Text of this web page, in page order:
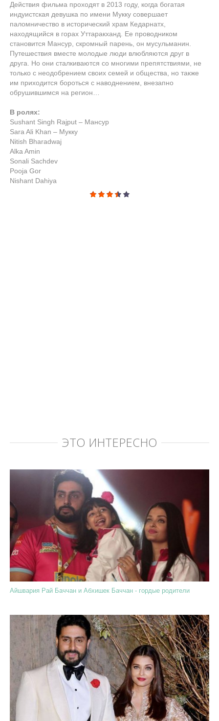
Действия фильма проходят в 2013 году, когда богатая
индуистская девушка по имени Мукку совершает
паломничество в исторический храм Кедарнатх,
находящийся в горах Уттаракханд. Ее проводником
становится Мансур, скромный парень, он мусульманин.
Путешествия вместе молодые люди влюбляются друг в
друга. Но они сталкиваются со многими препятствиями, не
только с неодобрением своих семей и общества, но также
им приходится бороться с наводнением, внезапно
обрушившимся на регион…
В ролях:
Sushant Singh Rajput – Мансур
Sara Ali Khan – Мукку
Nitish Bharadwaj
Alka Amin
Sonali Sachdev
Pooja Gor
Nishant Dahiya
ЭТО ИНТЕРЕСНО
Айшвария Рай Баччан и Абхишек Баччан - гордые родители